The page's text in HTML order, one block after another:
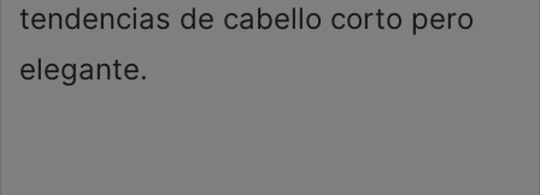
tendencias de cabello corto pero
elegante.